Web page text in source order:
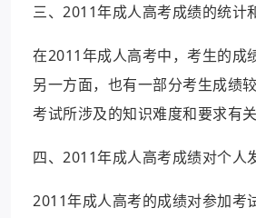
三、2011年成人高考成绩的统计
在2011年成人高考中，考生的成
另一方面，也有一部分考生成绩
考试所涉及的知识难度和要求有关
四、2011年成人高考成绩对个人
2011年成人高考的成绩对参加考